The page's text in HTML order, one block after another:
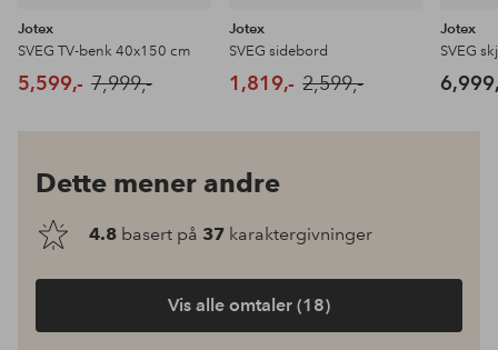
Jotex
SVEG TV-benk 40x150 cm
5,599,- 7,999,-
Jotex
SVEG sidebord
1,819,- 2,599,-
Jotex
SVEG
Dette mener andre
4.8 basert på 37 karaktergivninger
Vis alle omtaler (18)